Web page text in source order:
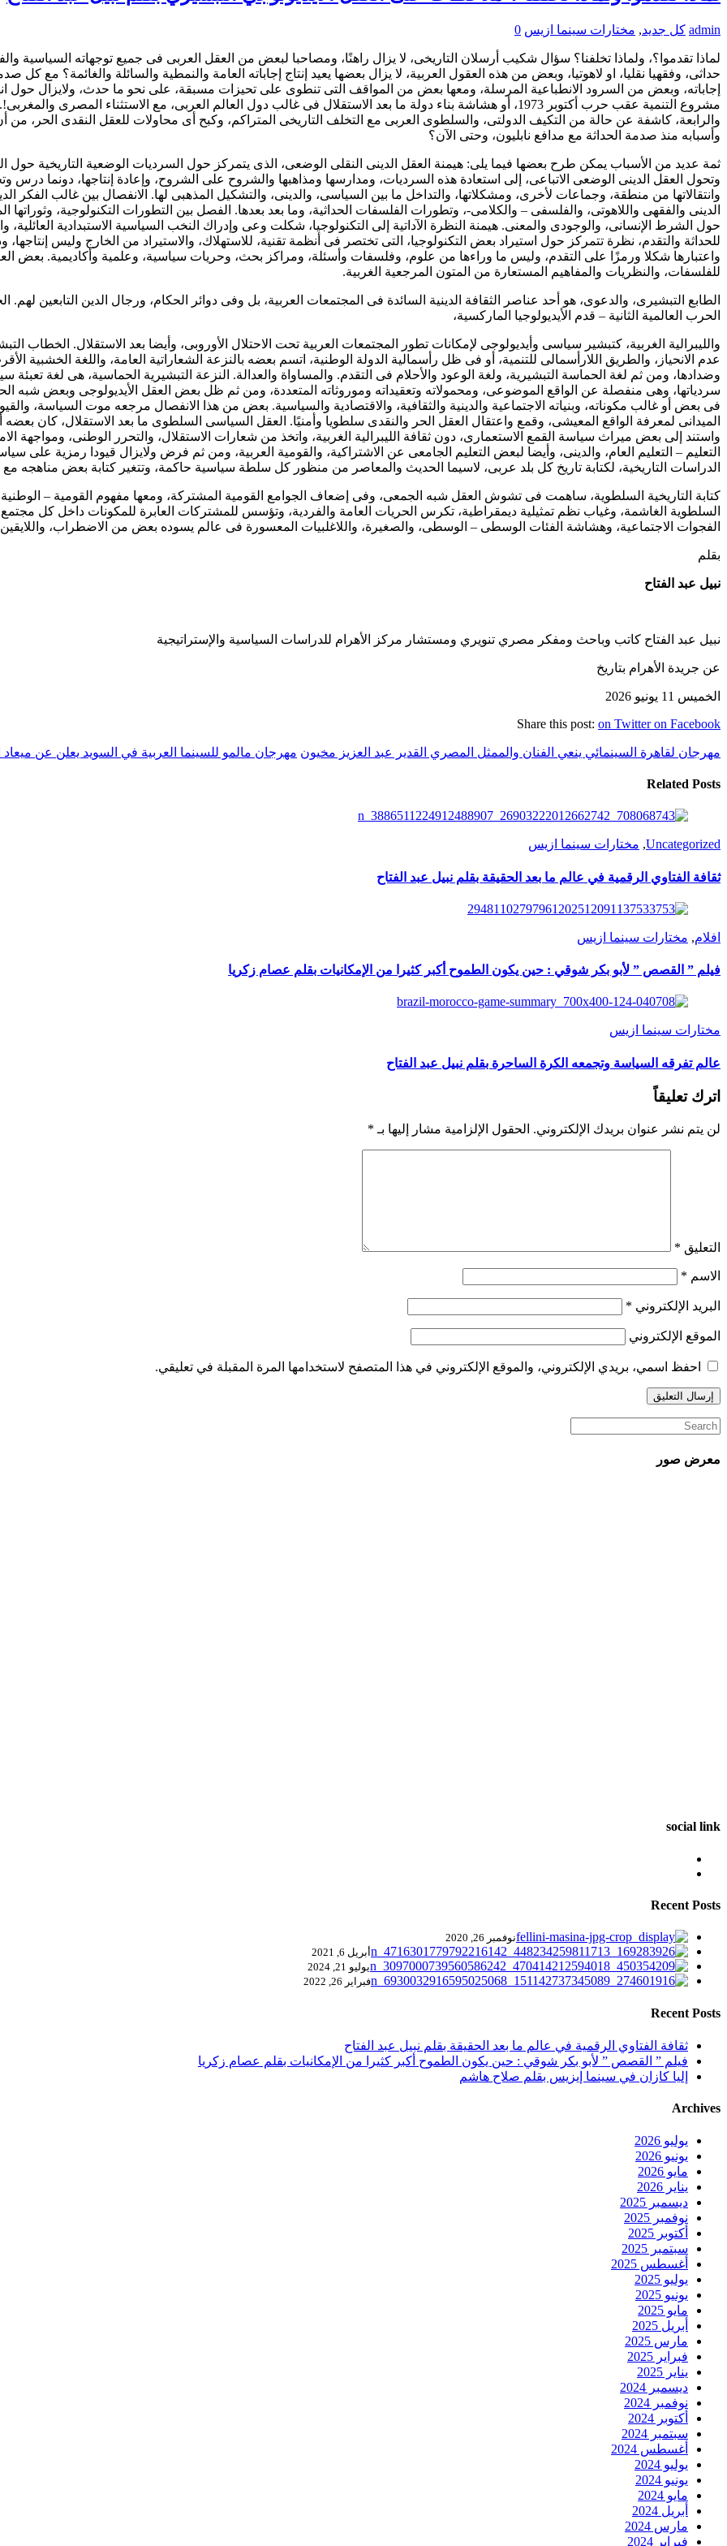
admin كل جديد, مختارات سينما ازيس 0
لماذا تقدموا؟، ولماذا تخلفنا؟ سؤال شكيب أرسلان التاريخى، لا يزال راهنًا، ومصاحبا لبعض من العقل العربى فى جميع توجهاته السياسية
حداثى، وفقهيا نقليا، او لاهوتيا، وبعض من هذه العقول العربية، لا يزال بعضها يعيد إنتاج إجاباته العامة والنمطية والسائلة والغائمة؟ مع
مشروع التنمية عقب حرب أكتوبر 1973، أو هشاشة بناء دولة ما بعد الاستقلال فى غالب دول العالم العربى، مع الاستثناء
والرابعة، كاشفة عن حالة من التكيف الدولتى، والسلطوى العربى مع التخلف التاريخى المتراكم، وكبح أى محاولات للعقل النقدى الحر، من
وأسبابه منذ صدمة الحداثة مع مدافع نابليون، وحتى الآن؟
ثمة عديد من الأسباب يمكن طرح بعضها فيما يلى: هيمنة العقل الدينى النقلى الوضعى، الذى يتمركز حول السرديات الوضعية التاريخية حول
وتحول العقل الدينى الوضعى الاتباعى، إلى استعادة هذه السرديات، ومدارسها ومذاهبها والشروح على الشروح، وإعادة إنتاجها، دونما درس
وانتقالاتها من منطقة، وجماعات لأخرى، ومشكلاتها، والتداخل ما بين السياسى، والدينى، والتشكيل المذهبى لها. الانفصال بين غالب الفكر
الدينى والفقهى واللاهوتى، والفلسفى – والكلامى-، وتطورات الفلسفات الحداثية، وما بعد بعدها. الفصل بين التطورات التكنولوجية، وثوراتها
حول الشرط الإنسانى، والوجودى والمعنى. هيمنة النظرة الآداتية إلى التكنولوجيا، شكلت وعى وإدراك النخب السياسية الاستبدادية
للحداثة والتقدم، نظرة تتمركز حول استيراد بعض التكنولوجيا، التى تختصر فى أنظمة تقنية، للاستهلاك، والاستيراد من الخارج وليس إنتاجها،
واعتبارها شكلا ورمزًا على التقدم، وليس ما وراءها من علوم، وفلسفات وأسئلة، ومراكز بحث، وحريات سياسية، وعلمية وأكاديمية. بعض
للفلسفات، والنظريات والمفاهيم المستعارة من المتون المرجعية الغربية.
الطابع التبشيرى، والدعوى، هو أحد عناصر الثقافة الدينية السائدة فى المجتمعات العربية، بل وفى دوائر الحكام، ورجال الدين التابعين
الحرب العالمية الثانية – قدم الأيديولوجيا الماركسية،
والليبرالية الغربية، كتبشير سياسى وأيديولوجى لإمكانات تطور المجتمعات العربية تحت الاحتلال الأوروبى، وأيضا بعد الاستقلال. الخطاب
عدم الانحياز، والطريق اللارأسمالى للتنمية، أو فى ظل رأسمالية الدولة الوطنية، اتسم بعضه بالنزعة الشعاراتية العامة، واللغة الخشبية
وضدادها، ومن ثم لغة الحماسة التبشيرية، ولغة الوعود والأحلام فى التقدم. والمساواة والعدالة. النزعة التبشيرية الحماسية، هى لغة تعبئة
سردياتها، وهى منفصلة عن الواقع الموضوعى، ومحمولاته وتعقيداته وموروثاته المتعددة، ومن ثم ظل بعض العقل الأيديولوجى وبعض شبه
فى بعض أو غالب مكوناته، وبنياته الاجتماعية والدينية والثقافية، والاقتصادية والسياسية. بعض من هذا الانفصال مرجعه موت السياسة،
الميدانى لمعرفة الواقع المعيشى، وقمع واعتقال العقل الحر والنقدى سلطويا وأمنيًا. العقل السياسى السلطوى ما بعد الاستقلال، كان
واستند إلى بعض ميراث سياسة القمع الاستعمارى، دون ثقافة الليبرالية الغربية، واتخذ من شعارات الاستقلال، والتحرر الوطنى، ومواجهة
التعليم – التعليم العام، والدينى، وأيضا لبعض التعليم الجامعى عن الاشتراكية، والقومية العربية، ومن ثم فرض ولايزال قيودا رمزية
الدراسات التاريخية، لكتابة تاريخ كل بلد عربى، لاسيما الحديث والمعاصر من منظور كل سلطة سياسية حاكمة، وتتغير كتابة بعض مناهجه مع
كتابة التاريخية السلطوية، ساهمت فى تشوش العقل شبه الجمعى، وفى إضعاف الجوامع القومية المشتركة، ومعها مفهوم القومية – الوطنية،
السلطوية الغاشمة، وغياب نظم تمثيلية ديمقراطية، تكرس الحريات العامة والفردية، وتؤسس للمشتركات العابرة للمكونات داخل كل مجتمع
الفجوات الاجتماعية، وهشاشة الفئات الوسطى – الوسطى، والصغيرة، واللاغلبيات المعسورة فى عالم يسوده بعض من الاضطراب، واللايقين،
بقلم
نبيل عبد الفتاح
نبيل عبد الفتاح كاتب وباحث ومفكر مصري تنويري ومستشار مركز الأهرام للدراسات السياسية والإستراتيجية
عن جريدة الأهرام بتاريخ
الخميس 11 يونيو 2026
Share this post: on Twitter on Facebook
مهرجان لقاهرة السينمائي ينعي الفنان والممثل المصري القدير عبد العزيز مخيون مهرجان مالمو للسينما العربية في السويد يعلن عن ميعاد الدورة 17
Related Posts
Uncategorized
, مختارات سينما ازيس
ثقافة الفتاوي الرقمية في عالم ما بعد الحقيقة بقلم نبيل عبد الفتاح
افلام, مختارات سينما ازيس
فيلم ” القصص ” لأبو بكر شوقي : حين يكون الطموح أكبر كثيرا من الإمكانيات بقلم عصام زكريا
مختارات سينما ازيس
عالم تفرقه السياسة وتجمعه الكرة الساحرة بقلم نبيل عبد الفتاح
اترك تعليقاً
لن يتم نشر عنوان بريدك الإلكتروني. الحقول الإلزامية مشار إليها بـ *
التعليق *
الاسم *
البريد الإلكتروني *
الموقع الإلكتروني
احفظ اسمي، بريدي الإلكتروني، والموقع الإلكتروني في هذا المتصفح لاستخدامها المرة المقبلة في تعليقي.
معرض صور
social link
Recent Posts
نوفمبر 26, 2020
أبريل 6, 2021
يوليو 21, 2024
فبراير 26, 2022
Recent Posts
ثقافة الفتاوي الرقمية في عالم ما بعد الحقيقة بقلم نبيل عبد الفتاح
فيلم ” القصص ” لأبو بكر شوقي : حين يكون الطموح أكبر كثيرا من الإمكانيات بقلم عصام زكريا
إليا كازان في سينما إيزيس بقلم صلاح هاشم
Archives
يوليو 2026
يونيو 2026
مايو 2026
يناير 2026
ديسمبر 2025
نوفمبر 2025
أكتوبر 2025
سبتمبر 2025
أغسطس 2025
يوليو 2025
يونيو 2025
مايو 2025
أبريل 2025
مارس 2025
فبراير 2025
يناير 2025
ديسمبر 2024
نوفمبر 2024
أكتوبر 2024
سبتمبر 2024
أغسطس 2024
يوليو 2024
يونيو 2024
مايو 2024
أبريل 2024
مارس 2024
فبراير 2024